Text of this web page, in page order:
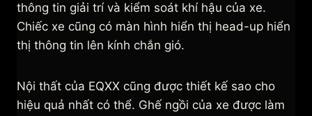
thông tin giải trí và kiểm soát khí hậu của xe.
Chiếc xe cũng có màn hình hiển thị head-up hiển
thị thông tin lên kính chắn gió.
Nội thất của EQXX cũng được thiết kế sao cho
hiệu quả nhất có thể. Ghế ngồi của xe được làm